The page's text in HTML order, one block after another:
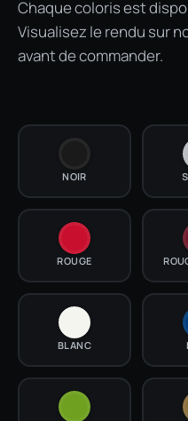
Chaque coloris est
Visualisez le rendu sur
avant de commander.
NOIR
ROUGE
BLANC